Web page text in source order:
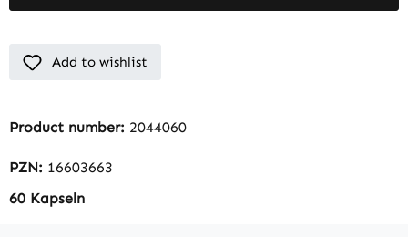
Add to wishlist
Product number: 2044060
PZN: 16603663
60 Kapseln